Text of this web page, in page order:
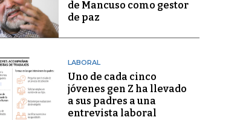
de Mancuso como gestor
de paz
LABORAL
Uno de cada cinco
jóvenes gen Z ha llevado
a sus padres a una
entrevista laboral